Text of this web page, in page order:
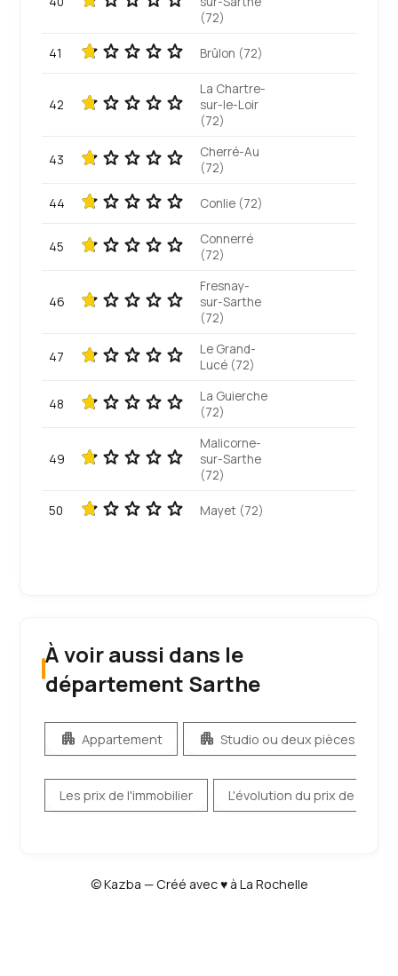
(72)
41 Brûlon (72)
42
La Chartre-
sur-le-Loir
(72)
43
Cherré-Au
(72)
44 Conlie (72)
45
Connerré
(72)
46
Fresnay-
sur-Sarthe
(72)
47
Le Grand-
Lucé (72)
48
La Guierche
(72)
49
Malicorne-
sur-Sarthe
(72)
50 Mayet (72)
À voir aussi dans le
département Sarthe
apartment Appartement apartment Studio ou deux pièces
Les prix de l'immobilier L'évolution du prix de
© Kazba — Créé avec ♥ à La Rochelle